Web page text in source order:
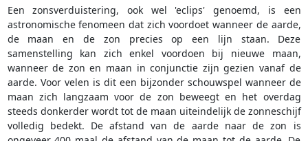
Een zonsverduistering, ook wel 'eclips' genoemd, is een
astronomische fenomeen dat zich voordoet wanneer de aarde,
de maan en de zon precies op een lijn staan. Deze
samenstelling kan zich enkel voordoen bij nieuwe maan,
wanneer de zon en maan in conjunctie zijn gezien vanaf de
aarde. Voor velen is dit een bijzonder schouwspel wanneer de
maan zich langzaam voor de zon beweegt en het overdag
steeds donkerder wordt tot de maan uiteindelijk de zonneschijf
volledig bedekt. De afstand van de aarde naar de zon is